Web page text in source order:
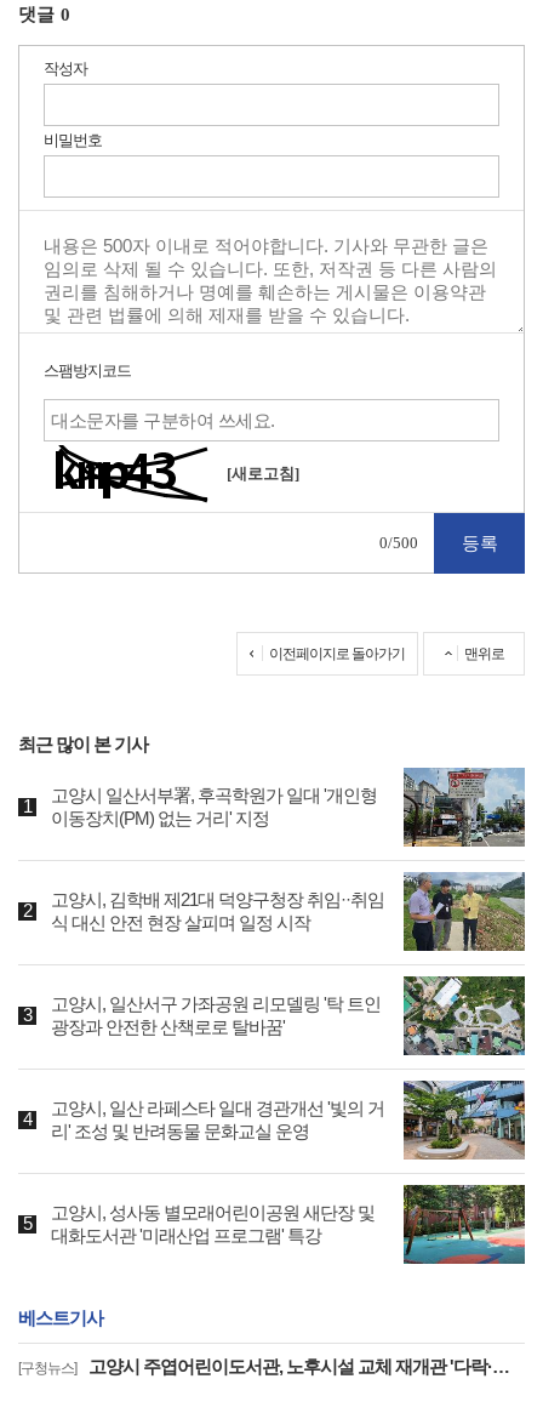
댓글 0
작성자
비밀번호
스팸방지코드
[새로고침]
0/500
이전페이지로 돌아가기 맨위로
최근 많이 본 기사
고양시 일산서부署, 후곡학원가 일대 '개인형
이동장치(PM) 없는 거리' 지정
고양시, 김학배 제21대 덕양구청장 취임··취임
식 대신 안전 현장 살피며 일정 시작
고양시, 일산서구 가좌공원 리모델링 '탁 트인
광장과 안전한 산책로로 탈바꿈'
고양시, 일산 라페스타 일대 경관개선 '빛의 거
리' 조성 및 반려동물 문화교실 운영
고양시, 성사동 별모래어린이공원 새단장 및
대화도서관 '미래산업 프로그램' 특강
베스트기사
[구청뉴스] 고양시 주엽어린이도서관, 노후시설 교체 재개관 '다락·아기 독서공간 등 조성'